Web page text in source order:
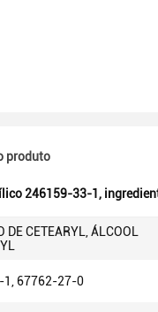
produto
246159-33-1 ,
DE CETEARYL, ÁLCOOL
1, 67762-27-0